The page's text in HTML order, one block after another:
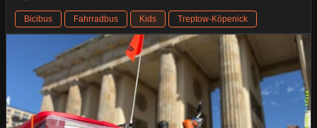
Bicibus Fahrradbus Kids Treptow-Köpenick